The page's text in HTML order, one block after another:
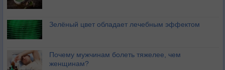
Зелёный цвет обладает лечебным эффектом
Почему мужчинам болеть тяжелее, чем
женщинам?